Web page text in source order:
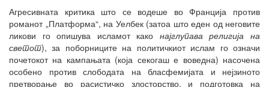
Агресивната критика што се водеше во Франција против
романот „Платформа“, на Уелбек (затоа што еден од неговите
ликови го опишува исламот како најглупава религија на
светот), за поборниците на политичкиот ислам го означи
почетокот на кампањата (која секогаш е воведна) насочена
особено против слободата на бласфемијата и нејзиното
претворање во расистичко злосторство, и подготовка на